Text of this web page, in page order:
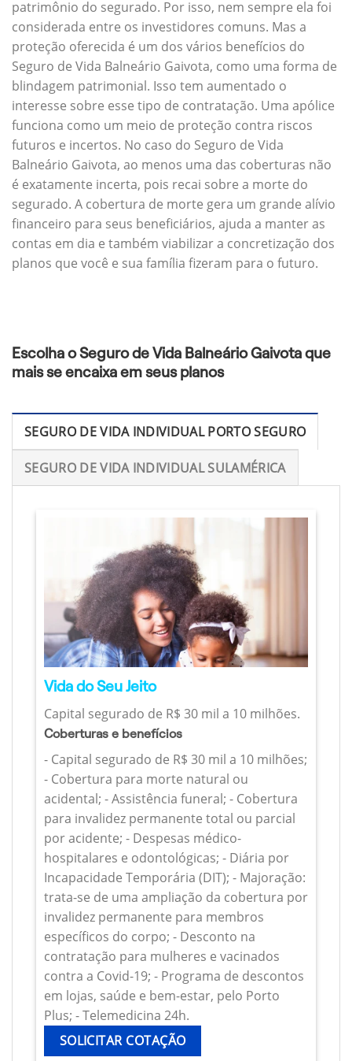
patrimônio do segurado. Por isso, nem sempre ela foi
considerada entre os investidores comuns. Mas a
proteção oferecida é um dos vários benefícios do
Seguro de Vida Balneário Gaivota, como uma forma de
blindagem patrimonial. Isso tem aumentado o
interesse sobre esse tipo de contratação. Uma apólice
funciona como um meio de proteção contra riscos
futuros e incertos. No caso do Seguro de Vida
Balneário Gaivota, ao menos uma das coberturas não
é exatamente incerta, pois recai sobre a morte do
segurado. A cobertura de morte gera um grande alívio
financeiro para seus beneficiários, ajuda a manter as
contas em dia e também viabilizar a concretização dos
planos que você e sua família fizeram para o futuro.
Escolha o Seguro de Vida Balneário Gaivota que
mais se encaixa em seus planos
SEGURO DE VIDA INDIVIDUAL PORTO SEGURO
SEGURO DE VIDA INDIVIDUAL SULAMÉRICA
Vida do Seu Jeito
Capital segurado de R$ 30 mil a 10 milhões.
Coberturas e benefícios
- Capital segurado de R$ 30 mil a 10 milhões;
- Cobertura para morte natural ou
acidental; - Assistência funeral; - Cobertura
para invalidez permanente total ou parcial
por acidente; - Despesas médico-
hospitalares e odontológicas; - Diária por
Incapacidade Temporária (DIT); - Majoração:
trata-se de uma ampliação da cobertura por
invalidez permanente para membros
específicos do corpo; - Desconto na
contratação para mulheres e vacinados
contra a Covid-19; - Programa de descontos
em lojas, saúde e bem-estar, pelo Porto
Plus; - Telemedicina 24h.
SOLICITAR COTAÇÃO